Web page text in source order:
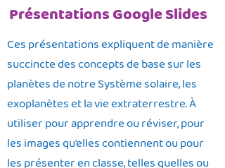
Présentations Google Slides
Ces présentations expliquent de manière
succincte des concepts de base sur les
planètes de notre Système solaire, les
exoplanètes et la vie extraterrestre. À
utiliser pour apprendre ou réviser, pour
les images qu'elles contiennent ou pour